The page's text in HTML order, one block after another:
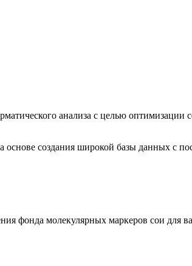
анализа с целью оптимизации
создания широкой базы данных с
фонда молекулярных маркеров сои